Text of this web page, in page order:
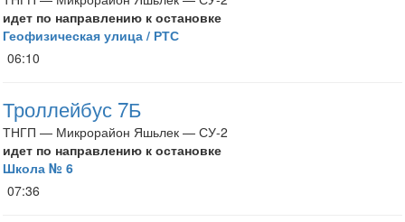
идет по направлению к остановке
Геофизическая улица / РТС
06:10
Троллейбус 7Б
ТНГП — Микрорайон Яшьлек — СУ-2
идет по направлению к остановке
Школа № 6
07:36